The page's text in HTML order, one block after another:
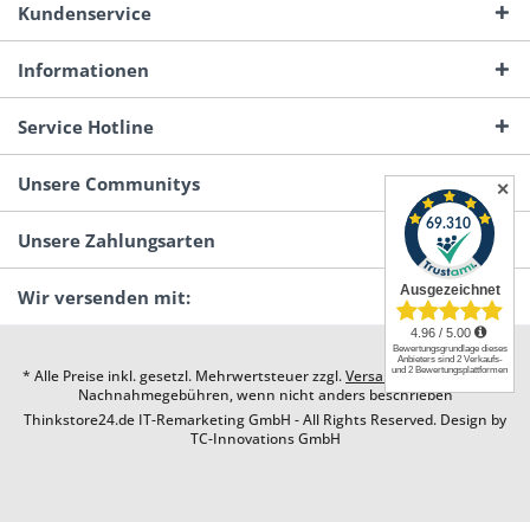
Kundenservice
Informationen
Service Hotline
Unsere Communitys
Unsere Zahlungsarten
Wir versenden mit:
* Alle Preise inkl. gesetzl. Mehrwertsteuer zzgl.Versandkostenund ggf.
Nachnahmegebühren, wenn nicht anders beschrieben
Thinkstore24.de IT-Remarketing GmbH - All Rights Reserved. Design by
TC-Innovations GmbH
✕